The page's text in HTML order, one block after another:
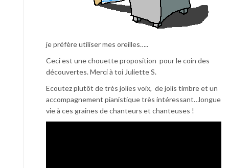
je préfère utiliser mes oreilles…..
Ceci est une chouette proposition pour le coin des
découvertes. Merci à toi Juliette S.
Ecoutez plutôt de très jolies voix, de jolis timbre et un
accompagnement pianistique très intéressant…longue
vie à ces graines de chanteurs et chanteuses !